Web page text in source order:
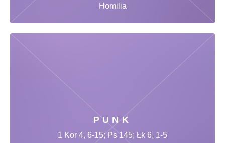
Homilia
PUNK
1 Kor 4, 6-15; Ps 145; Łk 6, 1-5